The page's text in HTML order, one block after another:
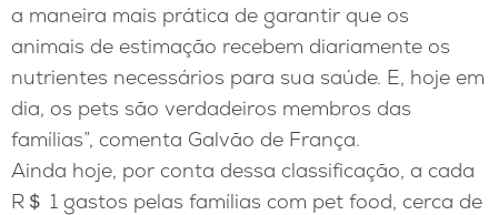
a maneira mais prática de garantir que os
animais de estimação recebem diariamente os
nutrientes necessários para sua saúde. E, hoje em
dia, os pets são verdadeiros membros das
famílias”, comenta Galvão de França.
Ainda hoje, por conta dessa classificação, a cada
R＄ 1 gastos pelas famílias com pet food, cerca de